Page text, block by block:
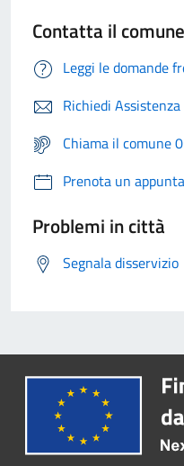
Contatta il comune
Leggi le domande
Richiedi Assistenza
Chiama il comune
Prenota un
Problemi in città
Segnala disservizio